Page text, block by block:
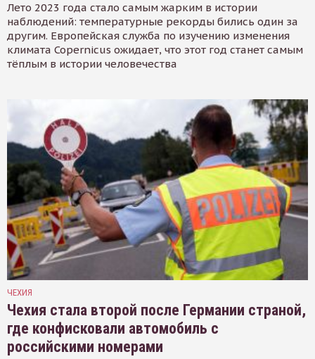
Лето 2023 года стало самым жарким в истории
наблюдений: температурные рекорды бились один за
другим. Европейская служба по изучению изменения
климата Copernicus ожидает, что этот год станет самым
тёплым в истории человечества
ЧЕХИЯ
Чехия стала второй после Германии страной,
где конфисковали автомобиль с
российскими номерами